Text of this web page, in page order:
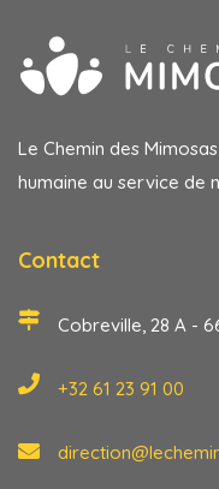
Le Chemin des
humaine au service de
Contact
Cobreville, 28 A -
+32 61 23 91 00